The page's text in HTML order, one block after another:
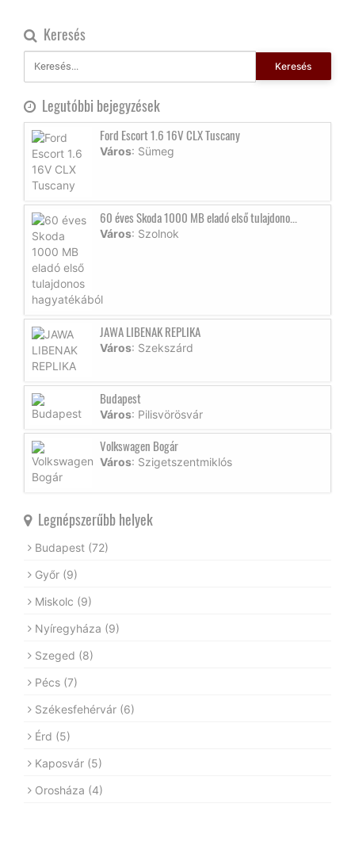
Keresés
Keresés
Legutóbbi bejegyzések
Ford Escort 1.6 16V CLX Tuscany
Város: Sümeg
60 éves Skoda 1000 MB eladó első tulajdono...
Város: Szolnok
JAWA LIBENAK REPLIKA
Város: Szekszárd
Budapest
Város: Pilisvörösvár
Volkswagen Bogár
Város: Szigetszentmiklós
Legnépszerűbb helyek
Budapest (72)
Győr (9)
Miskolc (9)
Nyíregyháza (9)
Szeged (8)
Pécs (7)
Székesfehérvár (6)
Érd (5)
Kaposvár (5)
Orosháza (4)